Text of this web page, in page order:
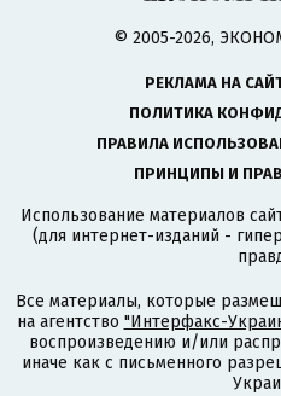
© 2005-2026,
РЕКЛАМА НА
ПОЛИТИКА
ПРАВИЛА
ПРИНЦИПЫ И
Использование материалов
(для интернет-изданий -
Все материалы, которые
на агентство "Интерфакс-
воспроизведению и/или
иначе как с письменного